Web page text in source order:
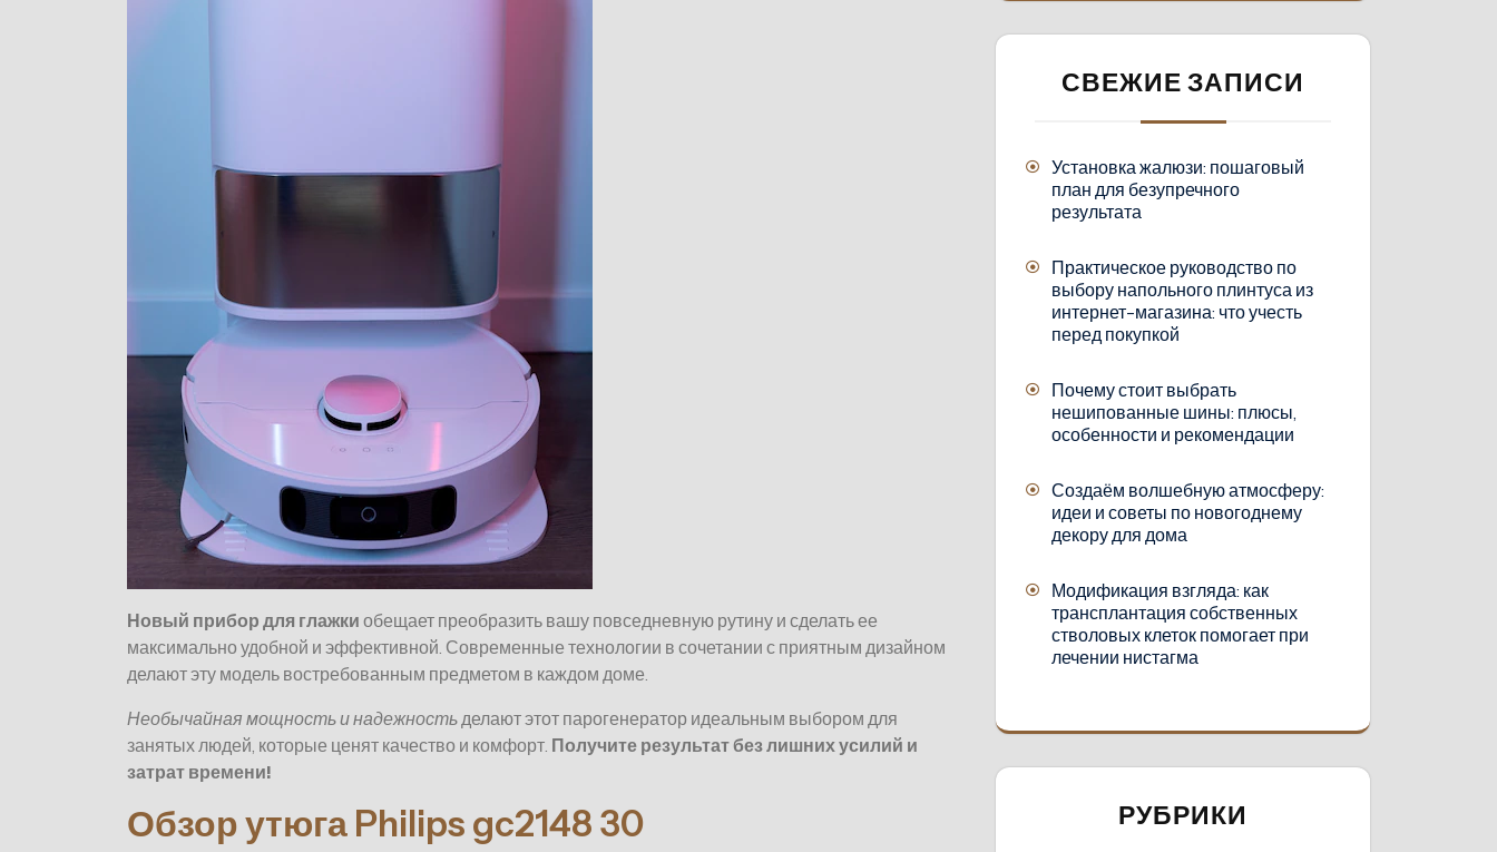
Новый прибор для глажки обещает преобразить вашу повседневную рутину и сделать ее
максимально удобной и эффективной. Современные технологии в сочетании с приятным дизайном
делают эту модель востребованным предметом в каждом доме.
Необычайная мощность и надежностьделают этот парогенератор идеальным выбором для
занятых людей, которые ценят качество и комфорт. Получите результат без лишних усилий и
затрат времени!
Обзор утюга Philips gc2148 30
СВЕЖИЕ ЗАПИСИ
Установка жалюзи: пошаговый
план для безупречного
результата
Практическое руководство по
выбору напольного плинтуса из
интернет-магазина: что учесть
перед покупкой
Почему стоит выбрать
нешипованные шины: плюсы,
особенности и рекомендации
Создаём волшебную атмосферу:
идеи и советы по новогоднему
декору для дома
Модификация взгляда: как
трансплантация собственных
стволовых клеток помогает при
лечении нистагма
РУБРИКИ